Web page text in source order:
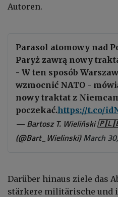
Autoren.
Parasol atomowy nad
Paryż zawrą nowy
- W ten sposób
wzmocnić NATO -
nowy traktat z
poczekać.https://t.co/
— Bartosz T. Wieliński
(@Bart_Wielinski)March
Darüber hinaus ziele das
stärkere militärische und